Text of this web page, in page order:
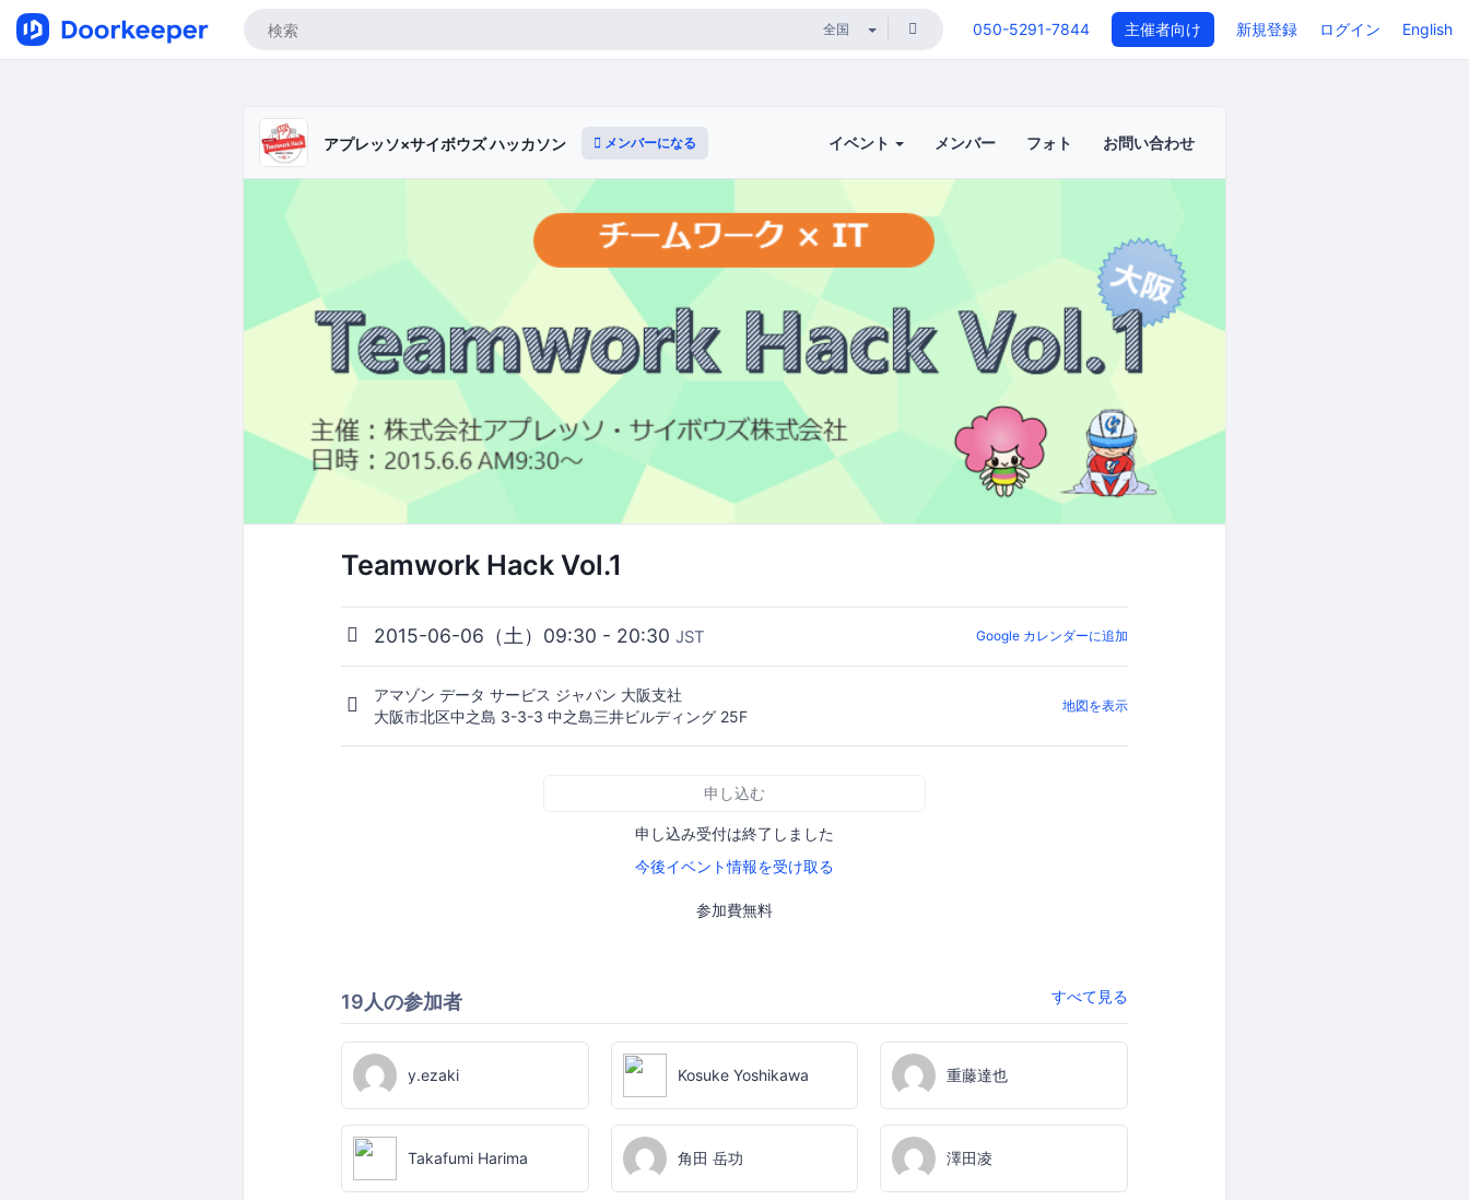
050-5291-7844 主催者向け 新規登録 ログイン English
アプレッソ×サイボウズ ハッカソン メンバーになる イベント メンバー フォト お問い合わせ
Teamwork Hack Vol.1
2015-06-06（土）09:30 - 20:30 JST Google カレンダーに追加
アマゾン データ サービス ジャパン 大阪支社
大阪市北区中之島 3-3-3 中之島三井ビルディング 25F
地図を表示
申し込む
申し込み受付は終了しました
今後イベント情報を受け取る
参加費無料
19人の参加者 すべて見る
y.ezaki Kosuke Yoshikawa 重藤達也
Takafumi Harima 角田 岳功 澤田凌